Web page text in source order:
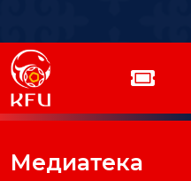
Медиатека